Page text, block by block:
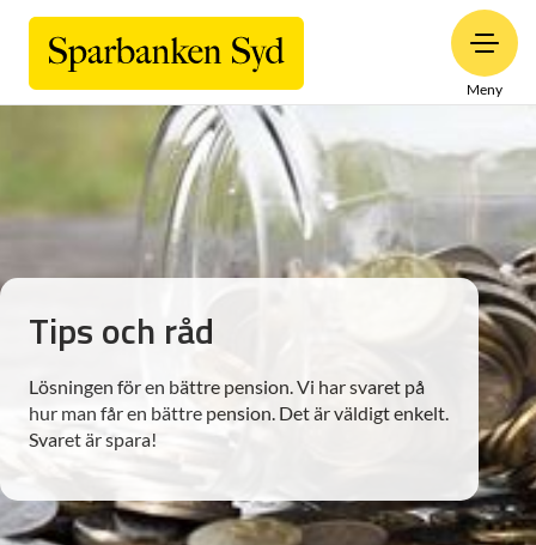
Meny
Tips och råd
Lösningen för en bättre pension. Vi har svaret på
hur man får en bättre pension. Det är väldigt enkelt.
Svaret är spara!